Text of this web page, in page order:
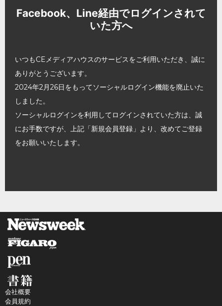
Facebook、Line経由でログインされて
いた方へ
いつもCEメディアハウスのサービスをご利用いただき、誠に
ありがとうございます。
2024年2月26日をもってソーシャルログイン機能を廃止いた
しました。
ソーシャルログインを利用してログインされていた方は、誠
にお手数ですが、上記「新規会員登録」より、改めてご登録
をお願いいたします。
会社概要
会員規約